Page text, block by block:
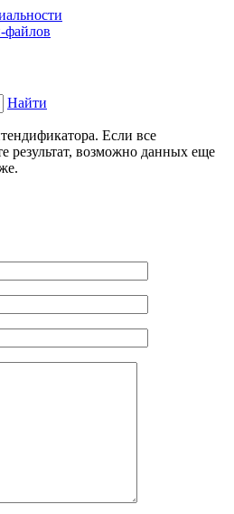
файлов
Найти
Если все
результат, возможно данных еще